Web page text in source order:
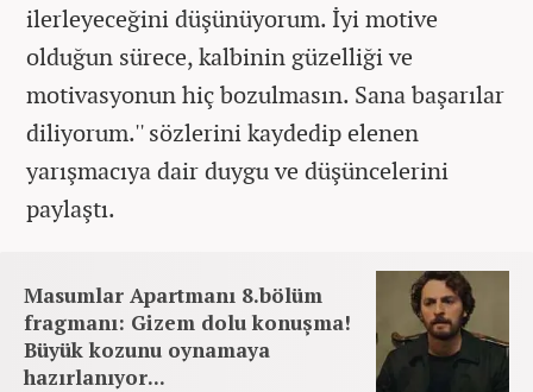
ilerleyeceğini düşünüyorum. İyi motive
olduğun sürece, kalbinin güzelliği ve
motivasyonun hiç bozulmasın. Sana başarılar
diliyorum.'' sözlerini kaydedip elenen
yarışmacıya dair duygu ve düşüncelerini
paylaştı.
Masumlar Apartmanı 8.bölüm
fragmanı: Gizem dolu konuşma!
Büyük kozunu oynamaya
hazırlanıyor...